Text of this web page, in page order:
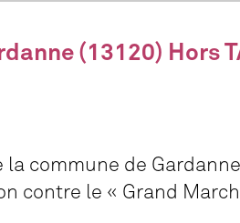
(13120) Hors
commune de
contre le « Grand